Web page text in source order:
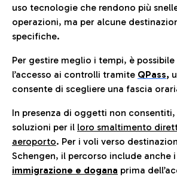
uso tecnologie che rendono più
operazioni, ma per alcune
specifiche.
Per gestire meglio i tempi, è
l’accesso ai controlli tramite QPass,
consente di scegliere una fascia
In presenza di oggetti non
soluzioni per il loro smaltimento
aeroporto. Per i voli verso
Schengen, il percorso include anche
immigrazione e dogana prima